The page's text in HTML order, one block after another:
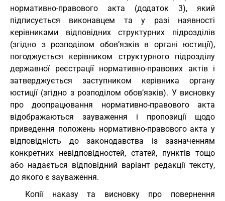
нормативно-правового акта (додаток 3), який
підписується виконавцем та у разі наявності
керівниками відповідних структурних підрозділів
(згідно з розподілом обов’язків в органі юстиції),
погоджується керівником структурного підрозділу
державної реєстрації нормативно-правових актів і
затверджується заступником керівника органу
юстиції (згідно з розподілом обов’язків). У висновку
про доопрацювання нормативно-правового акта
відображаються зауваження і пропозиції щодо
приведення положень нормативно-правового акта у
відповідність до законодавства із зазначенням
конкретних невідповідностей, статей, пунктів тощо
або надається відповідний варіант редакції тексту,
до якого є зауваження.
Копії наказу та висновку про повернення